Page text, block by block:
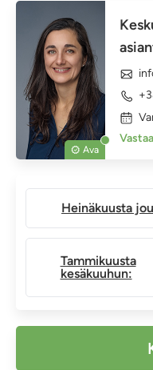
Ava
Heinäkuusta
Tammikuusta
kesäkuuhun: